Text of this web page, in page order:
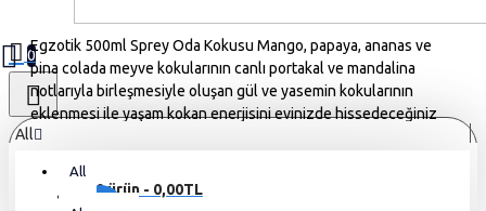
0
All
All
0 ürün - 0,00TL
Egzotik 500ml Sprey Oda Kokusu Mango, papaya, ananas ve
pina colada meyve kokularının canlı portakal ve mandalina
notlarıyla birleşmesiyle oluşan gül ve yasemin kokularının
eklenmesi ile yaşam kokan enerjisini evinizde hissedeceğiniz
bu koku rahatlatıcı ve evi ferahlatan bir kokuya sahip. ; Evinizin
Oda Kokuları hem eviniz de göz zevkinize hitap eder hem de
davetsiz gelen misafirlere karşı hazırlıklı olmanızı ,evinizin